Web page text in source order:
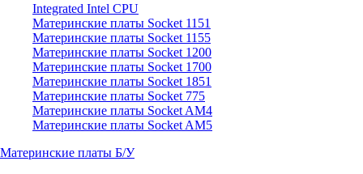
Integrated Intel CPU
Материнские платы Socket 1151
Материнские платы Socket 1155
Материнские платы Socket 1200
Материнские платы Socket 1700
Материнские платы Socket 1851
Материнские платы Socket 775
Материнские платы Socket AM4
Материнские платы Socket AM5
Материнские платы Б/У